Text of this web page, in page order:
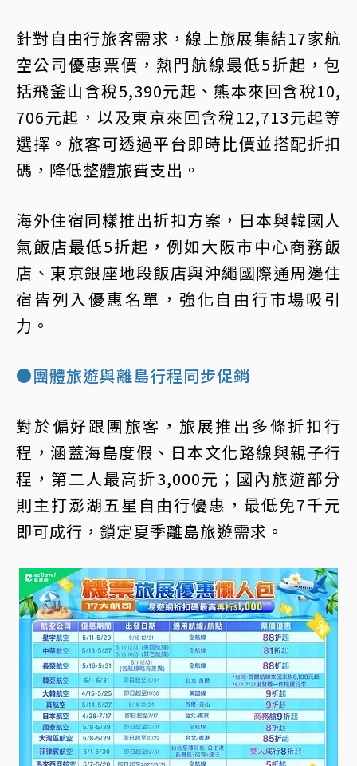
針對自由行旅客需求，線上旅展集結17家航
空公司優惠票價，熱門航線最低5折起，包
括飛釜山含稅5,390元起、熊本來回含稅10,
706元起，以及東京來回含稅12,713元起等
選擇。旅客可透過平台即時比價並搭配折扣
碼，降低整體旅費支出。
海外住宿同樣推出折扣方案，日本與韓國人
氣飯店最低5折起，例如大阪市中心商務飯
店、東京銀座地段飯店與沖繩國際通周邊住
宿皆列入優惠名單，強化自由行市場吸引
力。
●團體旅遊與離島行程同步促銷
對於偏好跟團旅客，旅展推出多條折扣行
程，涵蓋海島度假、日本文化路線與親子行
程，第二人最高折3,000元；國內旅遊部分
則主打澎湖五星自由行優惠，最低免7千元
即可成行，鎖定夏季離島旅遊需求。